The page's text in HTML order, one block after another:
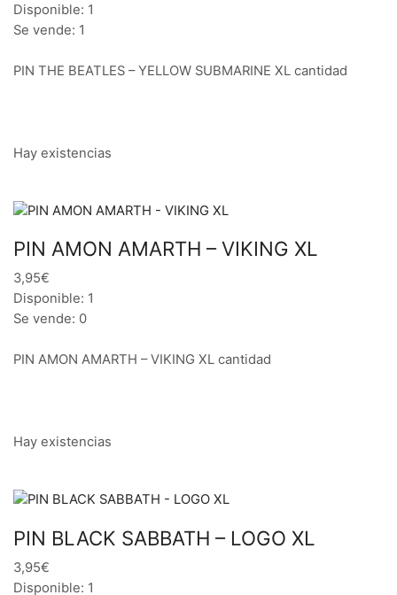
Disponible: 1
Se vende: 1
PIN THE BEATLES – YELLOW SUBMARINE XL cantidad
Hay existencias
PIN AMON AMARTH – VIKING XL
3,95€
Disponible: 1
Se vende: 0
PIN AMON AMARTH – VIKING XL cantidad
Hay existencias
PIN BLACK SABBATH – LOGO XL
3,95€
Disponible: 1